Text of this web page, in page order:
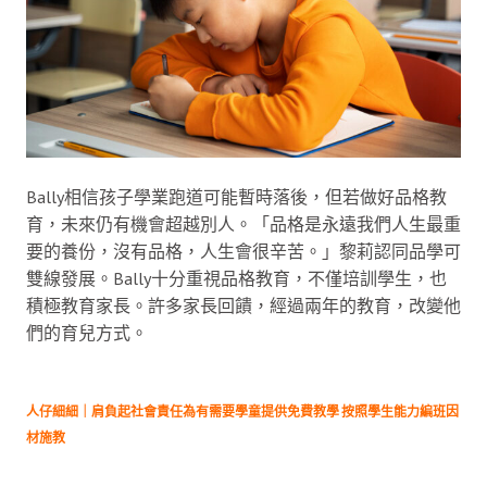
Bally相信孩子學業跑道可能暫時落後，但若做好品格教
育，未來仍有機會超越別人。「品格是永遠我們人生最重
要的養份，沒有品格，人生會很辛苦。」黎莉認同品學可
雙線發展。Bally十分重視品格教育，不僅培訓學生，也
積極教育家長。許多家長回饋，經過兩年的教育，改變他
們的育兒方式。
人仔細細｜肩負起社會責任為有需要學童提供免費教學 按照學生能力編班因
材施教